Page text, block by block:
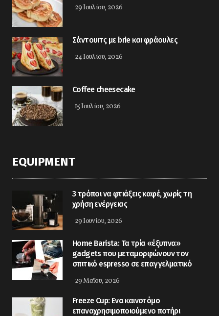
29 Ιουλίου, 2026
Σάντουιτς με brie και φράουλες
24 Ιουλίου, 2026
Coffee cheesecake
15 Ιουλίου, 2026
EQUIPMENT
3 τρόποι να φτιάξεις καφέ, χωρίς τη
χρήση ενέργειας
29 Ιουνίου, 2026
Home Barista: Τα τρία «έξυπνα»
gadgets που μεταμορφώνουν τον
σπιτικό espresso σε επαγγελματικό
29 Μαΐου, 2026
Freeze Cup: Eνα καινοτόμο
επαναχρησιμοποιούμενο ποτήρι